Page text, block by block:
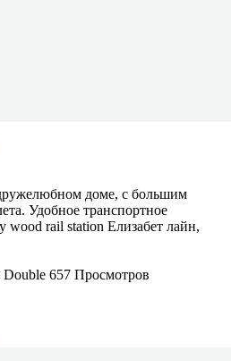
доме, с большим
Удобное транспортное
rail station Елизабет лайн,
Double 657 Просмотров